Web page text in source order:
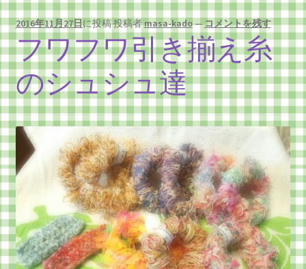
特定商取引法に基ずく表示
2016年11月27日に投稿投稿者masa-kado—コメントを残す
フワフワ引き揃え糸
のシュシュ達